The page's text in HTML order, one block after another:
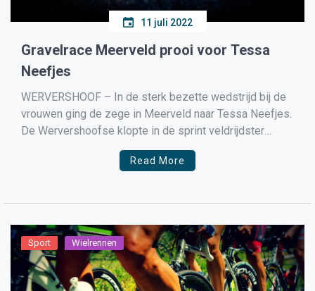
11 juli 2022
Gravelrace Meerveld prooi voor Tessa
Neefjes
WERVERSHOOF – In de sterk bezette wedstrijd bij de
vrouwen ging de zege in Meerveld naar Tessa Neefjes.
De Wervershoofse klopte in de sprint veldrijdster
Manon Bakker en wegrenster Maike Coljé. Door het
missen van de eerste wedstrijd in Zandvoort neemt
Read More
Sport Wielrennen